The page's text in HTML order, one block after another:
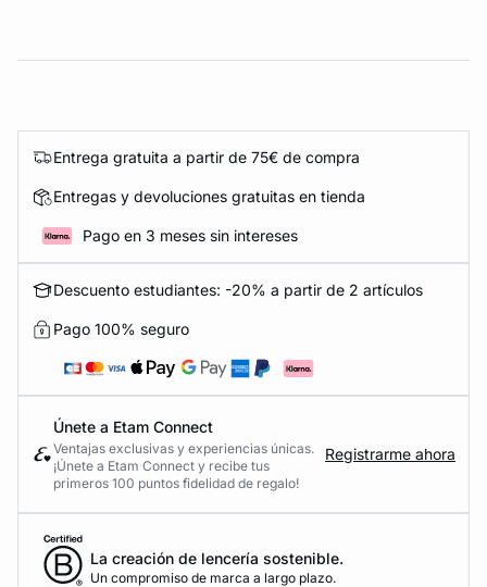
Entrega gratuita a partir de 75€ de compra
Entregas y devoluciones gratuitas en tienda
Pago en 3 meses sin intereses
Descuento estudiantes: -20% a partir de 2 artículos
Pago 100% seguro
Únete a Etam Connect
Ventajas exclusivas y experiencias únicas.
¡Únete a Etam Connect y recibe tus
primeros 100 puntos fidelidad de regalo!
Registrarme ahora
La creación de lencería sostenible.
Un compromiso de marca a largo plazo.